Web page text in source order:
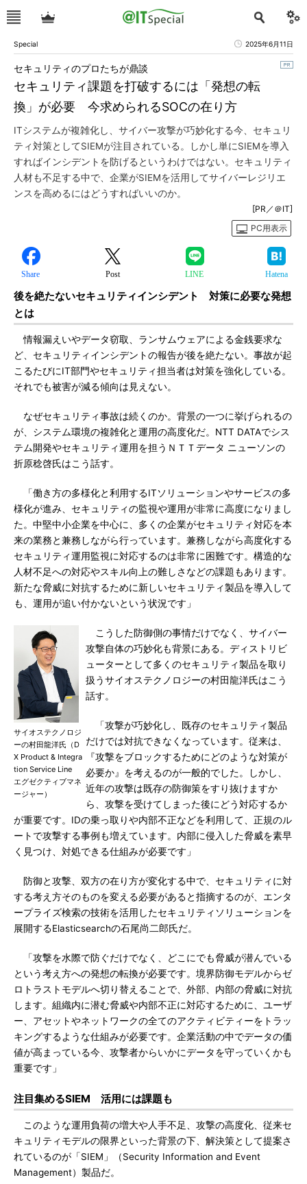
Special 2025年6月11日
セキュリティ課題を打破するには「発想の転
換」が必要 今求められるSOCの在り方
セキュリティのプロたちが鼎談
ITシステムが複雑化し、サイバー攻撃が巧妙化する今、セキュリ
ティ対策としてSIEMが注目されている。しかし単にSIEMを導入
すればインシデントを防げるというわけではない。セキュリティ
人材も不足する中で、企業がSIEMを活用してサイバーレジリエ
ンスを高めるにはどうすればいいのか。
[PR／＠IT]
PC用表示
Share Post LINE Hatena
後を絶たないセキュリティインシデント 対策に必要な発想
とは
情報漏えいやデータ窃取、ランサムウェアによる金銭要求な
ど、セキュリティインシデントの報告が後を絶たない。事故が起
こるたびにIT部門やセキュリティ担当者は対策を強化している。
それでも被害が減る傾向は見えない。
なぜセキュリティ事故は続くのか。背景の一つに挙げられるの
が、システム環境の複雑化と運用の高度化だ。NTT DATAでシス
テム開発やセキュリティ運用を担うＮＴＴデータ ニューソンの
折原稔啓氏はこう話す。
「働き方の多様化と利用するITソリューションやサービスの多
様化が進み、セキュリティの監視や運用が非常に高度になりまし
た。中堅中小企業を中心に、多くの企業がセキュリティ対応を本
来の業務と兼務しながら行っています。兼務しながら高度化する
セキュリティ運用監視に対応するのは非常に困難です。構造的な
人材不足への対応やスキル向上の難しさなどの課題もあります。
新たな脅威に対抗するために新しいセキュリティ製品を導入して
も、運用が追い付かないという状況です」
サイオステクノロジ
ーの村田龍洋氏（D
X Product & Integra
tion Service Line
エグゼクティブマネ
ージャー）
こうした防御側の事情だけでなく、サイバー
攻撃自体の巧妙化も背景にある。ディストリビ
ューターとして多くのセキュリティ製品を取り
扱うサイオステクノロジーの村田龍洋氏はこう
話す。
「攻撃が巧妙化し、既存のセキュリティ製品
だけでは対抗できなくなっています。従来は、
『攻撃をブロックするためにどのような対策が
必要か』を考えるのが一般的でした。しかし、
近年の攻撃は既存の防御策をすり抜けますか
ら、攻撃を受けてしまった後にどう対応するか
が重要です。IDの乗っ取りや内部不正などを利用して、正規のル
ートで攻撃する事例も増えています。内部に侵入した脅威を素早
く見つけ、対処できる仕組みが必要です」
防御と攻撃、双方の在り方が変化する中で、セキュリティに対
する考え方そのものを変える必要があると指摘するのが、エンタ
ープライズ検索の技術を活用したセキュリティソリューションを
展開するElasticsearchの石尾尚二郎氏だ。
「攻撃を水際で防ぐだけでなく、どこにでも脅威が潜んでいる
という考え方への発想の転換が必要です。境界防御モデルからゼ
ロトラストモデルへ切り替えることで、外部、内部の脅威に対抗
します。組織内に潜む脅威や内部不正に対応するために、ユーザ
ー、アセットやネットワークの全てのアクティビティーをトラッ
キングするような仕組みが必要です。企業活動の中でデータの価
値が高まっている今、攻撃者からいかにデータを守っていくかも
重要です」
注目集めるSIEM 活用には課題も
このような運用負荷の増大や人手不足、攻撃の高度化、従来セ
キュリティモデルの限界といった背景の下、解決策として提案さ
れているのが「SIEM」（Security Information and Event
Management）製品だ。